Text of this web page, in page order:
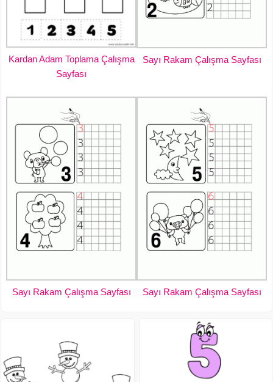
Kardan Adam Toplama Çalışma
Sayfası
Sayı Rakam Çalışma Sayfası
Sayı Rakam Çalışma Sayfası Sayı Rakam Çalışma Sayfası